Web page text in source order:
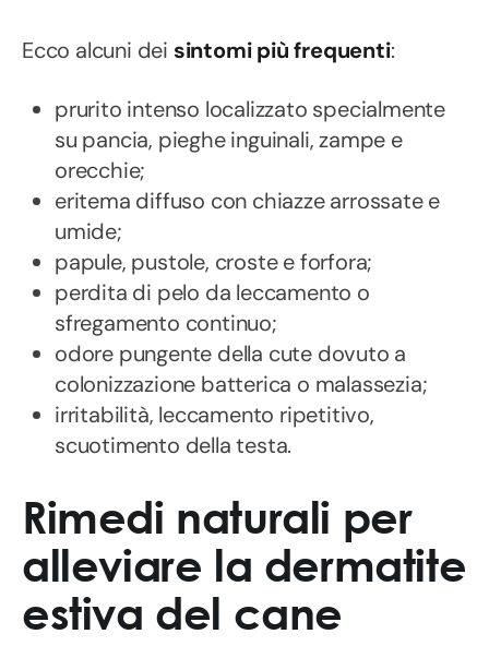
Ecco alcuni dei sintomi più frequenti:
prurito intenso localizzato specialmente
su pancia, pieghe inguinali, zampe e
orecchie;
eritema diffuso con chiazze arrossate e
umide;
papule, pustole, croste e forfora;
perdita di pelo da leccamento o
sfregamento continuo;
odore pungente della cute dovuto a
colonizzazione batterica o malassezia;
irritabilità, leccamento ripetitivo,
scuotimento della testa.
Rimedi naturali per
alleviare la dermatite
estiva del cane